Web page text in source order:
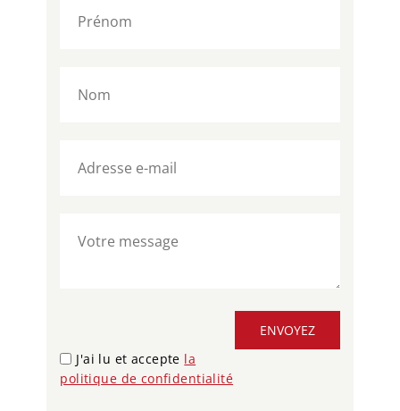
ENVOYEZ
J'ai lu et accepte la
politique de confidentialité